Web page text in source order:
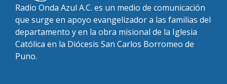
Radio Onda Azul A.C. es un medio de comunicación
que surge en apoyo evangelizador a las familias del
departamento y en la obra misional de la Iglesia
Católica en la Diócesis San Carlos Borromeo de
Puno.